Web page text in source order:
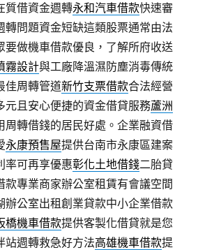
質借資金週轉永和汽車借款快速審
轉問題資金短缺這類股票通常由法
要做機車借款優良，了解所府收送
霧設計與工廠降溫濕防塵消毒傳統
佳周轉管道新竹支票借款合法經營
元且安心便捷的資金借貸服務蘆洲
周轉借錢的居民好處。企業融資借
永康預售屋提供台南市永康區建案
率可再享優惠彰化土地借錢二胎貸
款專業商家辦公室租賃有會議空間
辦公室出租創業貸款中小企業借款
橋機車借款提供客製化借貸就是您
站週轉救急好方法高雄機車借款提